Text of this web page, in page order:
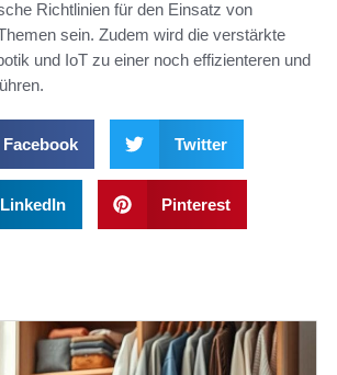
Richtlinien für den Einsatz von
sein. Zudem wird die verstärkte
und IoT zu einer noch effizienteren und
Facebook Twitter
LinkedIn Pinterest